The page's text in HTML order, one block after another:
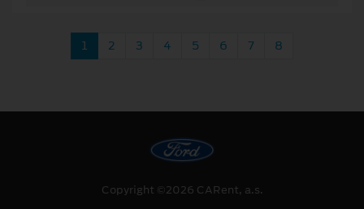
1 2 3 4 5 6 7 8
Copyright ©2026 CARent, a.s.